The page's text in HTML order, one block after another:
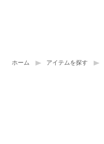
ホーム アイテムを探す